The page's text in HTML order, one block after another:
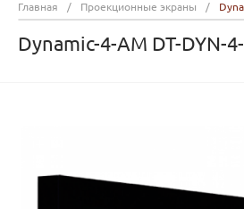
Главная / Проекционные экраны /
Dynamic-4-AM DT-DYN-